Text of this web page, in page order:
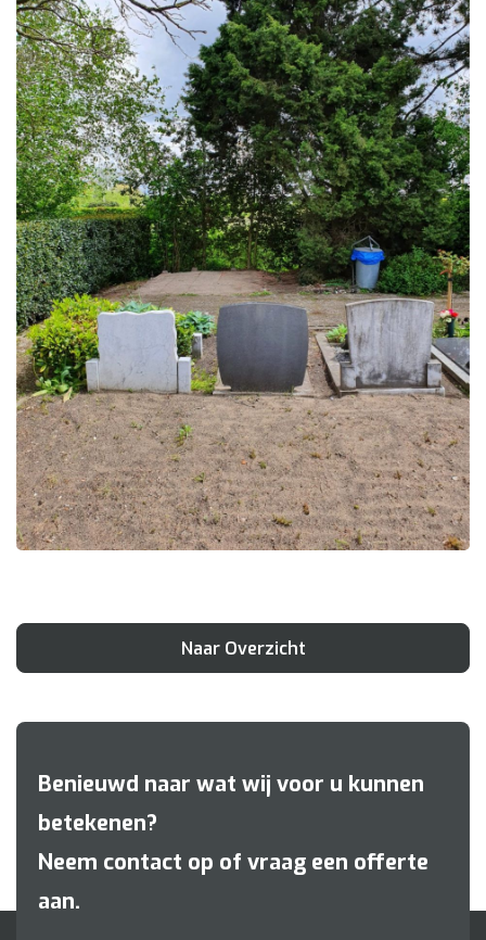
Naar Overzicht
Benieuwd naar wat wij voor u kunnen
betekenen?
Neem contact op of vraag een offerte
aan.